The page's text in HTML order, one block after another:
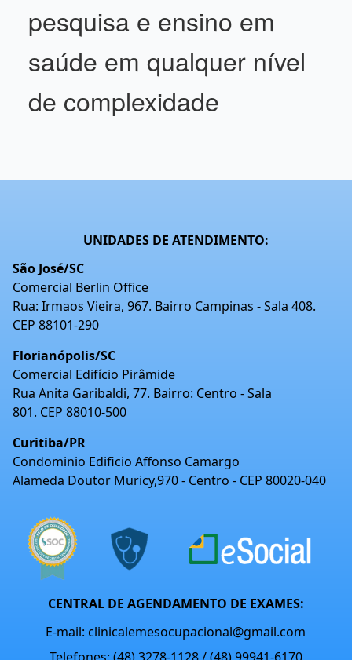
pesquisa e ensino em
saúde em qualquer nível
de complexidade
UNIDADES DE ATENDIMENTO:
São José/SC
Comercial Berlin Office
Rua: Irmaos Vieira, 967. Bairro Campinas - Sala 408.
CEP 88101-290
Florianópolis/SC
Comercial Edifício Pirâmide
Rua Anita Garibaldi, 77. Bairro: Centro - Sala
801. CEP 88010-500
Curitiba/PR
Condominio Edificio Affonso Camargo
Alameda Doutor Muricy,970 - Centro - CEP 80020-040
CENTRAL DE AGENDAMENTO DE EXAMES:
E-mail: clinicalemesocupacional@gmail.com